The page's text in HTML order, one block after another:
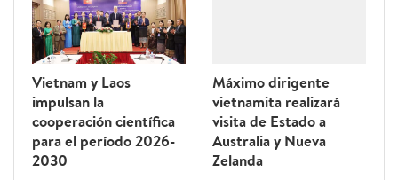
Vietnam y Laos
impulsan la
cooperación científica
para el período 2026-
2030
Máximo dirigente
vietnamita realizará
visita de Estado a
Australia y Nueva
Zelanda